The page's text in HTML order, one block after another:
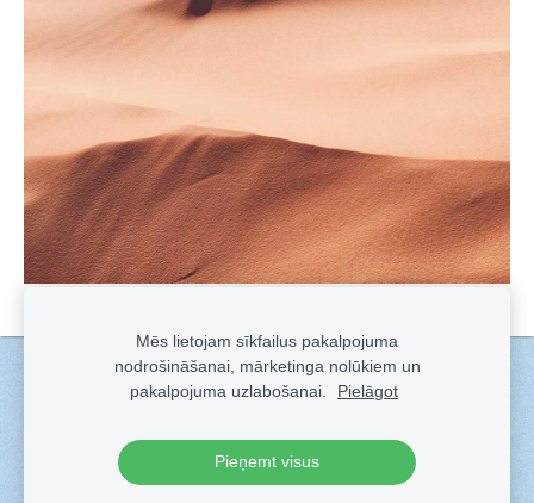
Sīkdatnes
Veidots arSadarbe- labo mājas lapu ģeneratoru.
Mēs lietojam sīkfailus pakalpojuma
nodrošināšanai, mārketinga nolūkiem un
pakalpojuma uzlabošanai.
Pielāgot
Pieņemt visus